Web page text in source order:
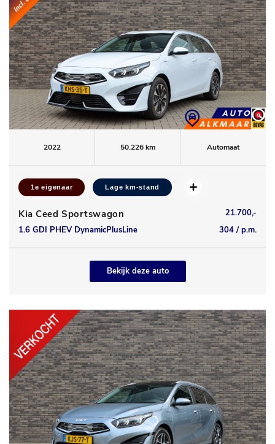
2022 50.226 km Automaat
1e eigenaar Lage km-stand
Kia Ceed Sportswagon
21.700,-
1.6 GDI PHEV DynamicPlusLine
304 / p.m.
Bekijk deze auto